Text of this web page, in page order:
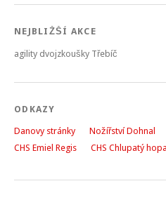
NEJBLIŽŠÍ AKCE
agility dvojzkoušky Třebíč
ODKAZY
Danovy stránky Nožířství Dohnal
CHS Emiel Regis
CHS Chlupatý